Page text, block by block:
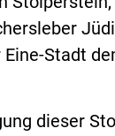
Stadt
dieser